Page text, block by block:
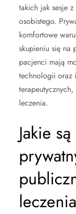
takich jak sesje
osobistego.
komfortowe
skupieniu się na
pacjenci mają
technologii oraz
leczenia.
Jakie
leczenia